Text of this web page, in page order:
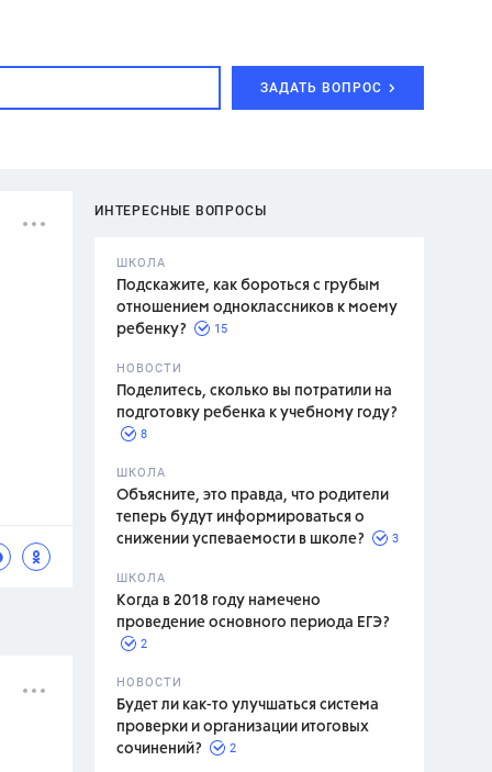
ЗАДАТЬ ВОПРОС
ИНТЕРЕСНЫЕ ВОПРОСЫ
ШКОЛА
Подскажите, как бороться с грубым
отношением одноклассников к моему
ребенку?
15
НОВОСТИ
Поделитесь, сколько вы потратили на
подготовку ребенка к учебному году?
8
ШКОЛА
Объясните, это правда, что родители
теперь будут информироваться о
снижении успеваемости в школе?
3
ШКОЛА
Когда в 2018 году намечено
проведение основного периода ЕГЭ?
2
НОВОСТИ
Будет ли как-то улучшаться система
проверки и организации итоговых
сочинений?
2